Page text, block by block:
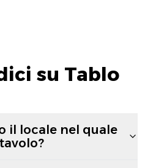
su Tablo
il locale nel quale